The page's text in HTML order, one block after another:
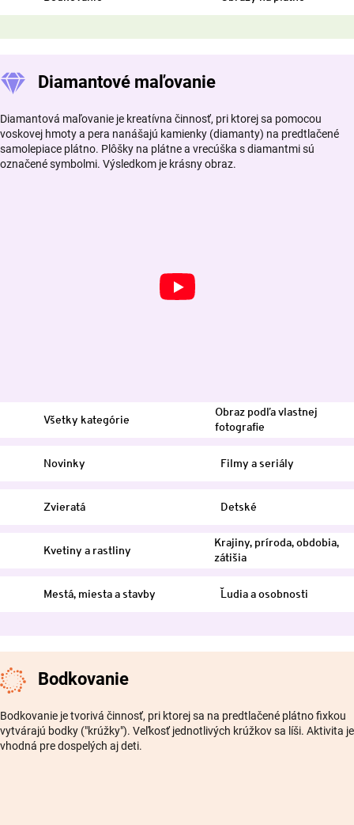
Diamantové maľovanie
Diamantová maľovanie je kreatívna činnosť, pri ktorej sa pomocou
voskovej hmoty a pera nanášajú kamienky (diamanty) na predtlačené
samolepiace plátno. Plôšky na plátne a vrecúška s diamantmi sú
označené symbolmi. Výsledkom je krásny obraz.
Všetky kategórie
Obraz podľa vlastnej
fotografie
Novinky Filmy a seriály
Zvieratá Detské
Kvetiny a rastliny
Krajiny, príroda, obdobia,
zátišia
Mestá, miesta a stavby Ľudia a osobnosti
Bodkovanie
Bodkovanie je tvorivá činnosť, pri ktorej sa na predtlačené plátno fixkou
vytvárajú bodky ("krúžky"). Veľkosť jednotlivých krúžkov sa líši. Aktivita je
vhodná pre dospelých aj deti.